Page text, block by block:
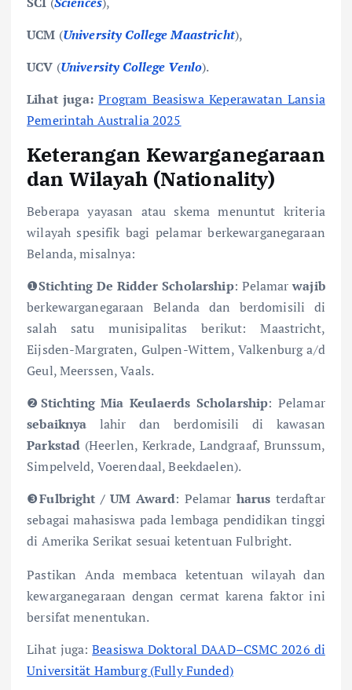
UCM (University College Maastricht),
UCV (University College Venlo).
Lihat juga: Program Beasiswa Keperawatan Lansia
Pemerintah Australia 2025
Keterangan Kewarganegaraan
dan Wilayah (Nationality)
Beberapa yayasan atau skema menuntut kriteria
wilayah spesifik bagi pelamar berkewarganegaraan
Belanda, misalnya:
❶Stichting De Ridder Scholarship: Pelamarwajib
berkewarganegaraan Belanda dan berdomisili di
salah satu munisipalitas berikut: Maastricht,
Eijsden-Margraten, Gulpen-Wittem, Valkenburg a/d
Geul, Meerssen, Vaals.
❷ Stichting Mia Keulaerds Scholarship: Pelamar
sebaiknya lahir dan berdomisili di kawasan
Parkstad (Heerlen, Kerkrade, Landgraaf, Brunssum,
Simpelveld, Voerendaal, Beekdaelen).
❸Fulbright / UM Award: Pelamar harus terdaftar
sebagai mahasiswa pada lembaga pendidikan tinggi
di Amerika Serikat sesuai ketentuan Fulbright.
Pastikan Anda membaca ketentuan wilayah dan
kewarganegaraan dengan cermat karena faktor ini
bersifat menentukan.
Lihat juga:Beasiswa Doktoral DAAD–CSMC 2026 di
Universität Hamburg (Fully Funded)